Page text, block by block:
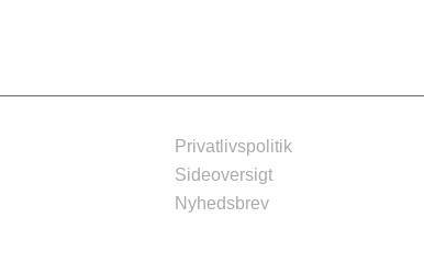
Privatlivspolitik
Sideoversigt
Nyhedsbrev